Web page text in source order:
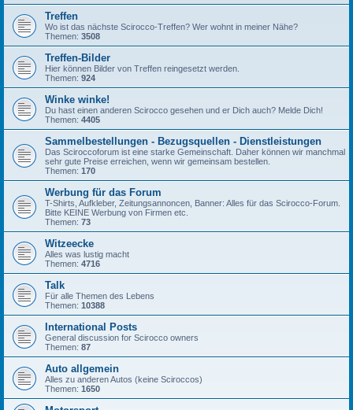
Treffen
Wo ist das nächste Scirocco-Treffen? Wer wohnt in meiner Nähe?
Themen: 3508
Treffen-Bilder
Hier können Bilder von Treffen reingesetzt werden.
Themen: 924
Winke winke!
Du hast einen anderen Scirocco gesehen und er Dich auch? Melde Dich!
Themen: 4405
Sammelbestellungen - Bezugsquellen - Dienstleistungen
Das Sciroccoforum ist eine starke Gemeinschaft. Daher können wir manchmal
sehr gute Preise erreichen, wenn wir gemeinsam bestellen.
Themen: 170
Werbung für das Forum
T-Shirts, Aufkleber, Zeitungsannoncen, Banner: Alles für das Scirocco-Forum.
Bitte KEINE Werbung von Firmen etc.
Themen: 73
Witzeecke
Alles was lustig macht
Themen: 4716
Talk
Für alle Themen des Lebens
Themen: 10388
International Posts
General discussion for Scirocco owners
Themen: 87
Auto allgemein
Alles zu anderen Autos (keine Sciroccos)
Themen: 1650